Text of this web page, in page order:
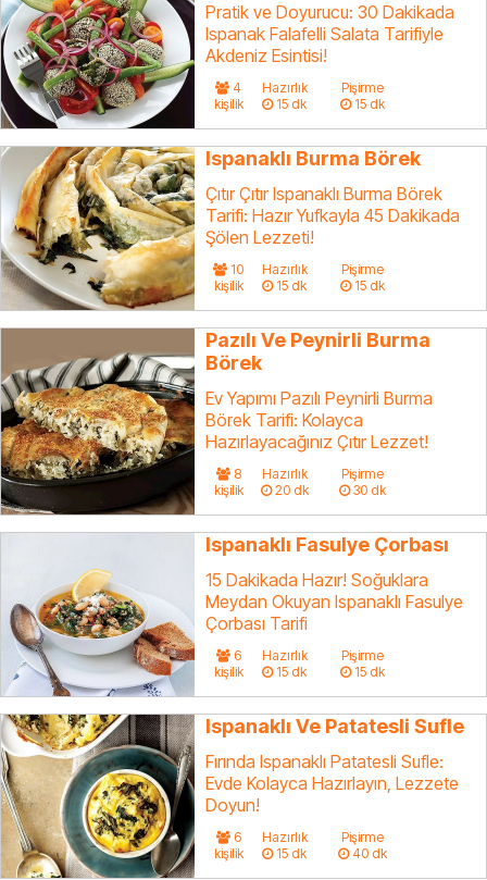
Pratik ve Doyurucu: 30 Dakikada
Ispanak Falafelli Salata Tarifiyle
Akdeniz Esintisi!
4
kişilik
Hazırlık
15 dk
Pişirme
15 dk
Ispanaklı Burma Börek
Çıtır Çıtır Ispanaklı Burma Börek
Tarifi: Hazır Yufkayla 45 Dakikada
Şölen Lezzeti!
10
kişilik
Hazırlık
15 dk
Pişirme
15 dk
Pazılı Ve Peynirli Burma
Börek
Ev Yapımı Pazılı Peynirli Burma
Börek Tarifi: Kolayca
Hazırlayacağınız Çıtır Lezzet!
8
kişilik
Hazırlık
20 dk
Pişirme
30 dk
Ispanaklı Fasulye Çorbası
15 Dakikada Hazır! Soğuklara
Meydan Okuyan Ispanaklı Fasulye
Çorbası Tarifi
6
kişilik
Hazırlık
15 dk
Pişirme
15 dk
Ispanaklı Ve Patatesli Sufle
Fırında Ispanaklı Patatesli Sufle:
Evde Kolayca Hazırlayın, Lezzete
Doyun!
6
kişilik
Hazırlık
15 dk
Pişirme
40 dk